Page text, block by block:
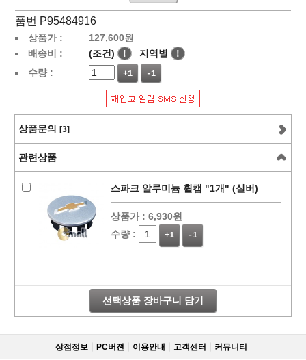
품번 P95484916
상품가 : 127,600원
배송비 :
(조건) ! 지역별
!
수량 :
+1 -1
상품문의 [3]
관련상품
스파크 알루미늄 휠캡 "1개" (실버)
상품가 : 6,930원
수량 :
+1 -1
선택상품 장바구니 담기
상점정보 PC버젼 이용안내 고객센터 커뮤니티